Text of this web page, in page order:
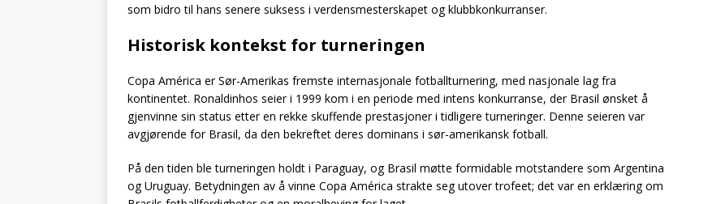
som bidro til hans senere suksess i verdensmesterskapet og klubbkonkurranser.
Historisk kontekst for turneringen
Copa América er Sør-Amerikas fremste internasjonale fotballturnering, med nasjonale lag fra
kontinentet. Ronaldinhos seier i 1999 kom i en periode med intens konkurranse, der Brasil ønsket å
gjenvinne sin status etter en rekke skuffende prestasjoner i tidligere turneringer. Denne seieren var
avgjørende for Brasil, da den bekreftet deres dominans i sør-amerikansk fotball.
På den tiden ble turneringen holdt i Paraguay, og Brasil møtte formidable motstandere som Argentina
og Uruguay. Betydningen av å vinne Copa América strakte seg utover trofeet; det var en erklæring om